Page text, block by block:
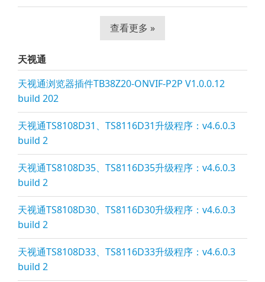
查看更多 »
天视通
天视通浏览器插件TB38Z20-ONVIF-P2P V1.0.0.12
build 202
天视通TS8108D31、TS8116D31升级程序：v4.6.0.3
build 2
天视通TS8108D35、TS8116D35升级程序：v4.6.0.3
build 2
天视通TS8108D30、TS8116D30升级程序：v4.6.0.3
build 2
天视通TS8108D33、TS8116D33升级程序：v4.6.0.3
build 2